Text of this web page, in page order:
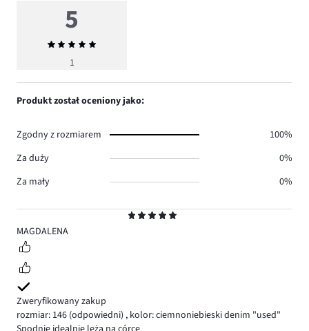
5
MAGDALENA
Zweryfikowany zakup
rozmiar: 146 (odpowiedni) , kolor: ciemnoniebieski denim "used"
5
Średnia
ocena
1
Produkt został oceniony jako:
Zgodny z rozmiarem
100%
Za duży
0%
Za mały
0%